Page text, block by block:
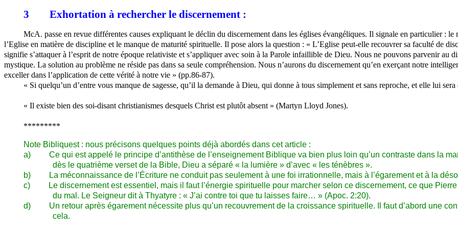
3 Exhortation à rechercher le discernement :
McA. passe en revue différentes causes expliquant le déclin du discernement dans les églises évangéliques. Il signale en particulier :
l’Eglise en matière de discipline et le manque de maturité spirituelle. Il pose alors la question : « L’Eglise peut-elle recouvrer sa faculté de
signifie s’attaquer à l’esprit de notre époque relativiste et s’appliquer avec soin à la Parole infaillible de Dieu. Nous ne pouvons parvenir au
mystique. La solution au problème ne réside pas dans sa seule compréhension. Nous n’aurons du discernement qu’en exerçant notre
exceller dans l’application de cette vérité à notre vie » (pp.86-87).
« Si quelqu’un d’entre vous manque de sagesse, qu’il la demande à Dieu, qui donne à tous simplement et sans reproche, et elle lui
« Il existe bien des soi-disant christianismes desquels Christ est plutôt absent » (Martyn Lloyd Jones).
*********
Note Bibliquest : nous précisons quelques points déjà abordés dans cet article :
a)
Ce qui est appelé le principe d’antithèse de l’enseignement Biblique va bien plus loin qu’un contraste dans la
dès le quatrième verset de la Bible, Dieu a séparé « la lumière » d’avec « les ténèbres ».
b)
La méconnaissance de l’Écriture ne conduit pas seulement à une foi irrationnelle, mais à l’égarement et à la
c)
Le discernement est essentiel, mais il faut l’énergie spirituelle pour marcher selon ce discernement, ce que
du mal. Le Seigneur dit à Thyatyre : « J’ai contre toi que tu laisses faire… » (Apoc. 2:20).
d)
Un retour après égarement nécessite plus qu’un recouvrement de la croissance spirituelle. Il faut d’abord une
cela.